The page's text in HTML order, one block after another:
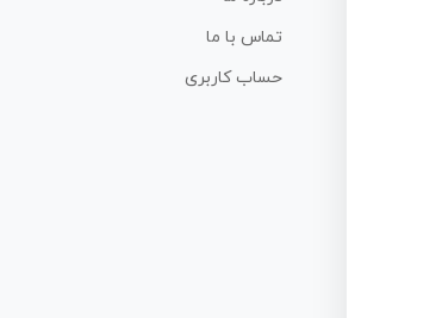
تماس با ما
حساب کاربری